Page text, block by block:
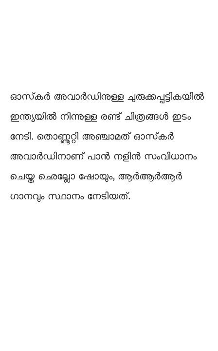
ഓസ്‌കർ അവാർഡിനുള്ള ചുരുക്കപ്പട്ടികയിൽ
ഇന്ത്യയിൽ നിന്നുള്ള രണ്ട് ചിത്രങ്ങൾ ഇടം
നേടി. തൊണ്ണൂറ്റി അഞ്ചാമത് ഓസ്‌കർ
അവാർഡിനാണ് പാൻ നളിൻ സംവിധാനം
ചെയ്ത ഛെല്ലോ ഷോയും, ആർആർആർ
ഗാനവും സ്ഥാനം നേടിയത്.